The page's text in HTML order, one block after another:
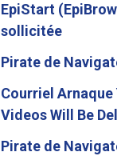
EpiStart
sollicitée
Pirate de
Courriel Arnaque
Videos Will Be
Pirate de